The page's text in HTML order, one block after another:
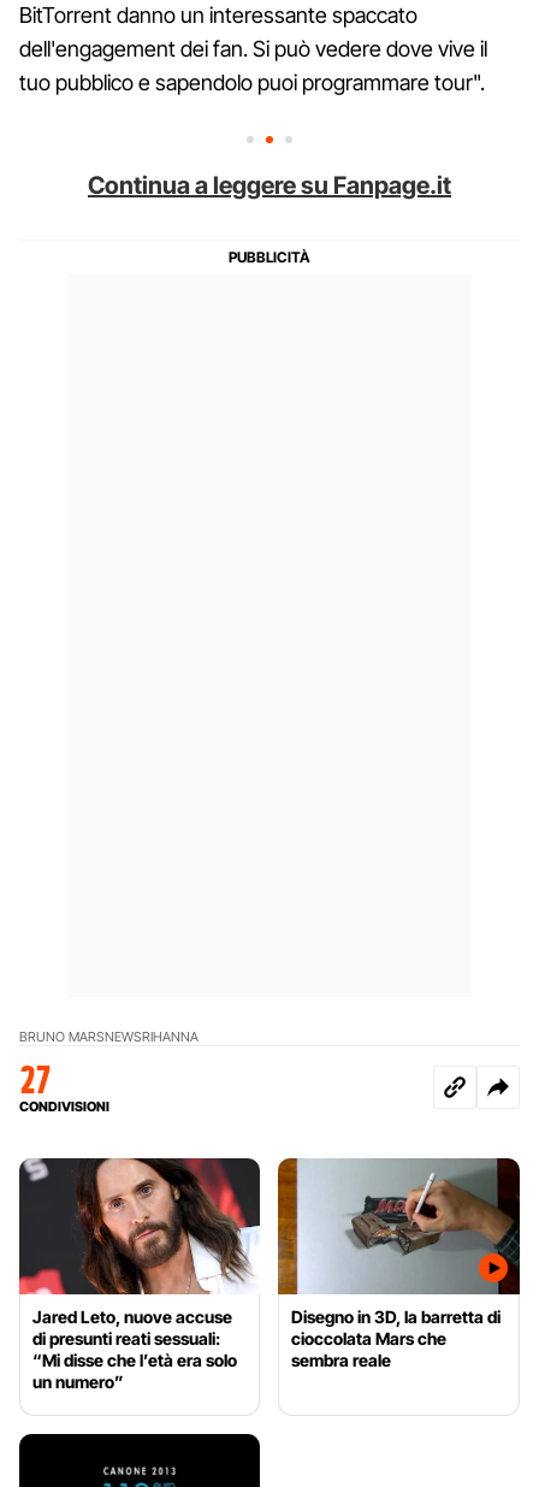
BitTorrent danno un interessante spaccato
dell'engagement dei fan. Si può vedere dove vive il
tuo pubblico e sapendolo puoi programmare tour".
Continua a leggere su Fanpage.it
BRUNO MARSNEWSRIHANNA
27
CONDIVISIONI
Jared Leto, nuove accuse
di presunti reati sessuali:
“Mi disse che l’età era solo
un numero”
Disegno in 3D, la barretta di
cioccolata Mars che
sembra reale